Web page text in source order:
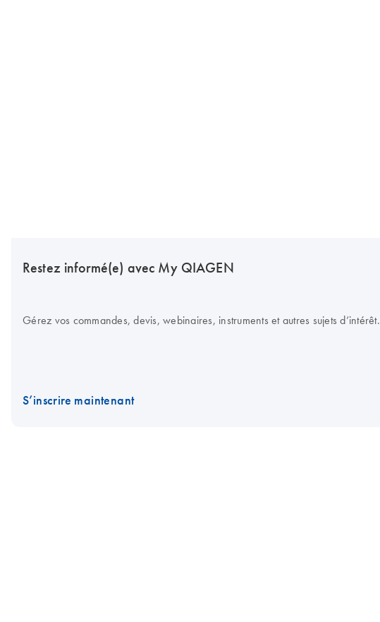
Restez informé(e) avec My QIAGEN
Gérez vos commandes, devis, webinaires, instruments et autres sujets d’intérêt.
S’inscrire maintenant